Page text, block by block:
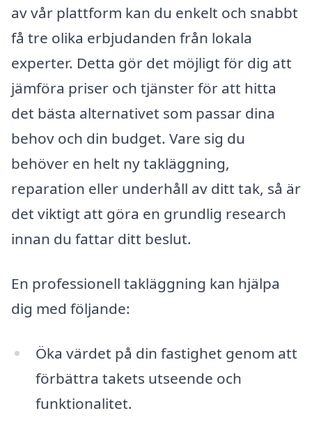
av vår plattform kan du enkelt och snabbt
få tre olika erbjudanden från lokala
experter. Detta gör det möjligt för dig att
jämföra priser och tjänster för att hitta
det bästa alternativet som passar dina
behov och din budget. Vare sig du
behöver en helt ny takläggning,
reparation eller underhåll av ditt tak, så är
det viktigt att göra en grundlig research
innan du fattar ditt beslut.
En professionell takläggning kan hjälpa
dig med följande:
Öka värdet på din fastighet genom att
förbättra takets utseende och
funktionalitet.